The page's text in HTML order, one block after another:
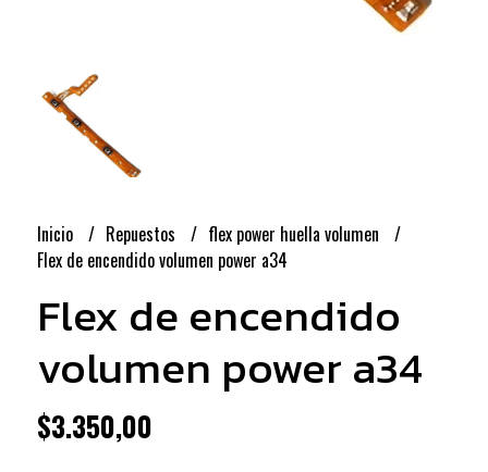
Inicio Repuestos
flex power huella volumen
Flex de encendido volumen power a34
Flex de encendido
volumen power a34
$3.350,00